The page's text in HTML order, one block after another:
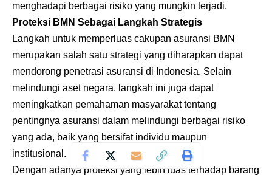
menghadapi berbagai risiko yang mungkin terjadi.
Proteksi BMN Sebagai Langkah Strategis
Langkah untuk memperluas cakupan asuransi BMN
merupakan salah satu strategi yang diharapkan dapat
mendorong penetrasi asuransi di Indonesia. Selain
melindungi aset negara, langkah ini juga dapat
meningkatkan pemahaman masyarakat tentang
pentingnya asuransi dalam melindungi berbagai risiko
yang ada, baik yang bersifat individu maupun
institusional.
Dengan adanya proteksi yang lebih luas terhadap barang